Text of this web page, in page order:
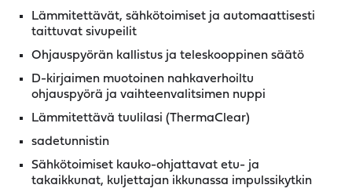
Lämmitettävät, sähkötoimiset ja automaattisesti
taittuvat sivupeilit
Ohjauspyörän kallistus ja teleskooppinen säätö
D-kirjaimen muotoinen nahkaverhoiltu
ohjauspyörä ja vaihteenvalitsimen nuppi
Lämmitettävä tuulilasi (ThermaClear)
sadetunnistin
Sähkötoimiset kauko-ohjattavat etu- ja
takaikkunat, kuljettajan ikkunassa impulssikytkin